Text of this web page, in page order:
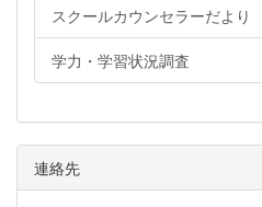
スクールカウンセラーだより
学力・学習状況調査
連絡先